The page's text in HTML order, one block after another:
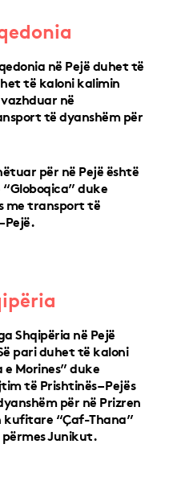
në Pejë duhet të
të kaloni kalimin
në
të dyanshëm për
për në Pejë është
duke
me transport të
Pejë.
Shqipëria në Pejë
pari duhet të kaloni
Morines” duke
të Prishtinës – Pejës
për në Prizren
kufitare “Çaf-Thana”
Junikut.